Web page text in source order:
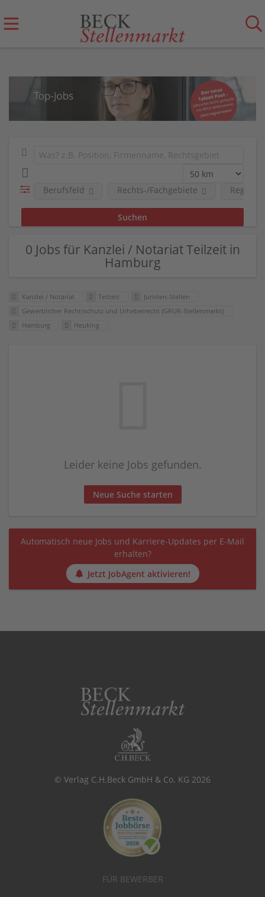
Berufsfeld Rechts-/Fachgebiete Region
0 Jobs für Kanzlei / Notariat Teilzeit in
Hamburg
Kanzlei / Notariat Teilzeit
Juristen-Stellen
Gewerblicher Rechtsschutz und Urheberrecht (GRUR-Stellenmarkt)
Hamburg
Heuking
Leider keine Jobs gefunden.
Neue Suche starten
Automatisch neue Jobs und Karriere-Updates per E-Mail
erhalten?
Jetzt JobAgent aktivieren!
© Verlag C.H.Beck GmbH & Co. KG 2026
FÜR BEWERBER